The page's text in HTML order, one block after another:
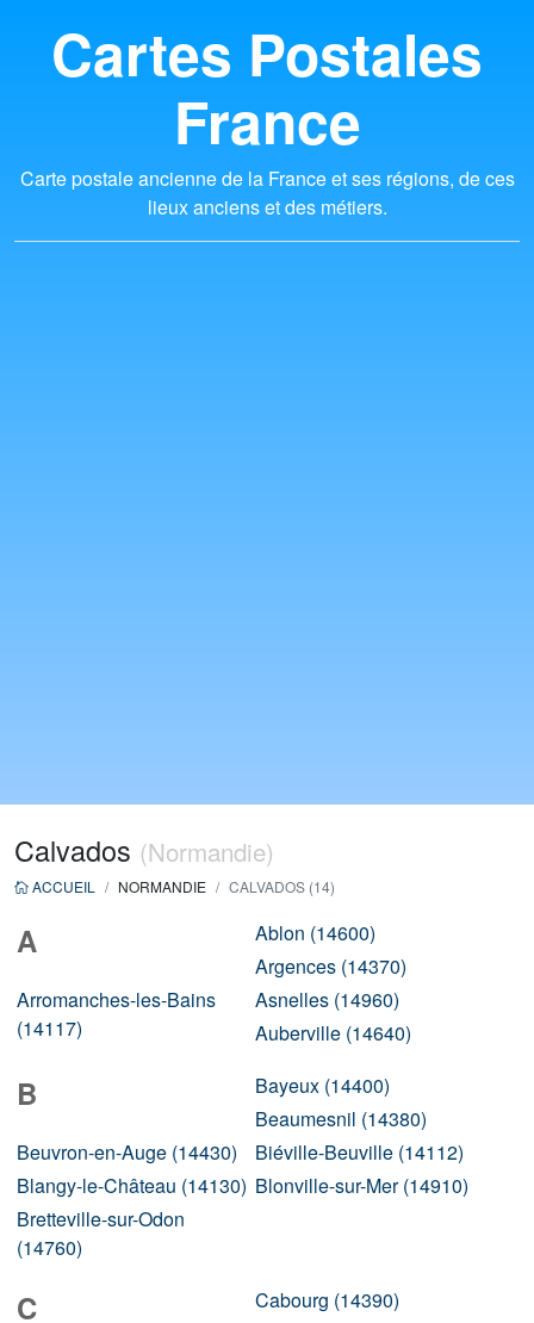
Cartes Postales
France
Carte postale ancienne de la France et ses régions, de ces
lieux anciens et des métiers.
Calvados (Normandie)
ACCUEIL NORMANDIE CALVADOS (14)
A
Ablon (14600)
Argences (14370)
Arromanches-les-Bains
(14117)
Asnelles (14960)
Auberville (14640)
B
Bayeux (14400)
Beaumesnil (14380)
Beuvron-en-Auge (14430)
Biéville-Beuville (14112)
Blangy-le-Château (14130) Blonville-sur-Mer (14910)
Bretteville-sur-Odon
(14760)
C
Cabourg (14390)